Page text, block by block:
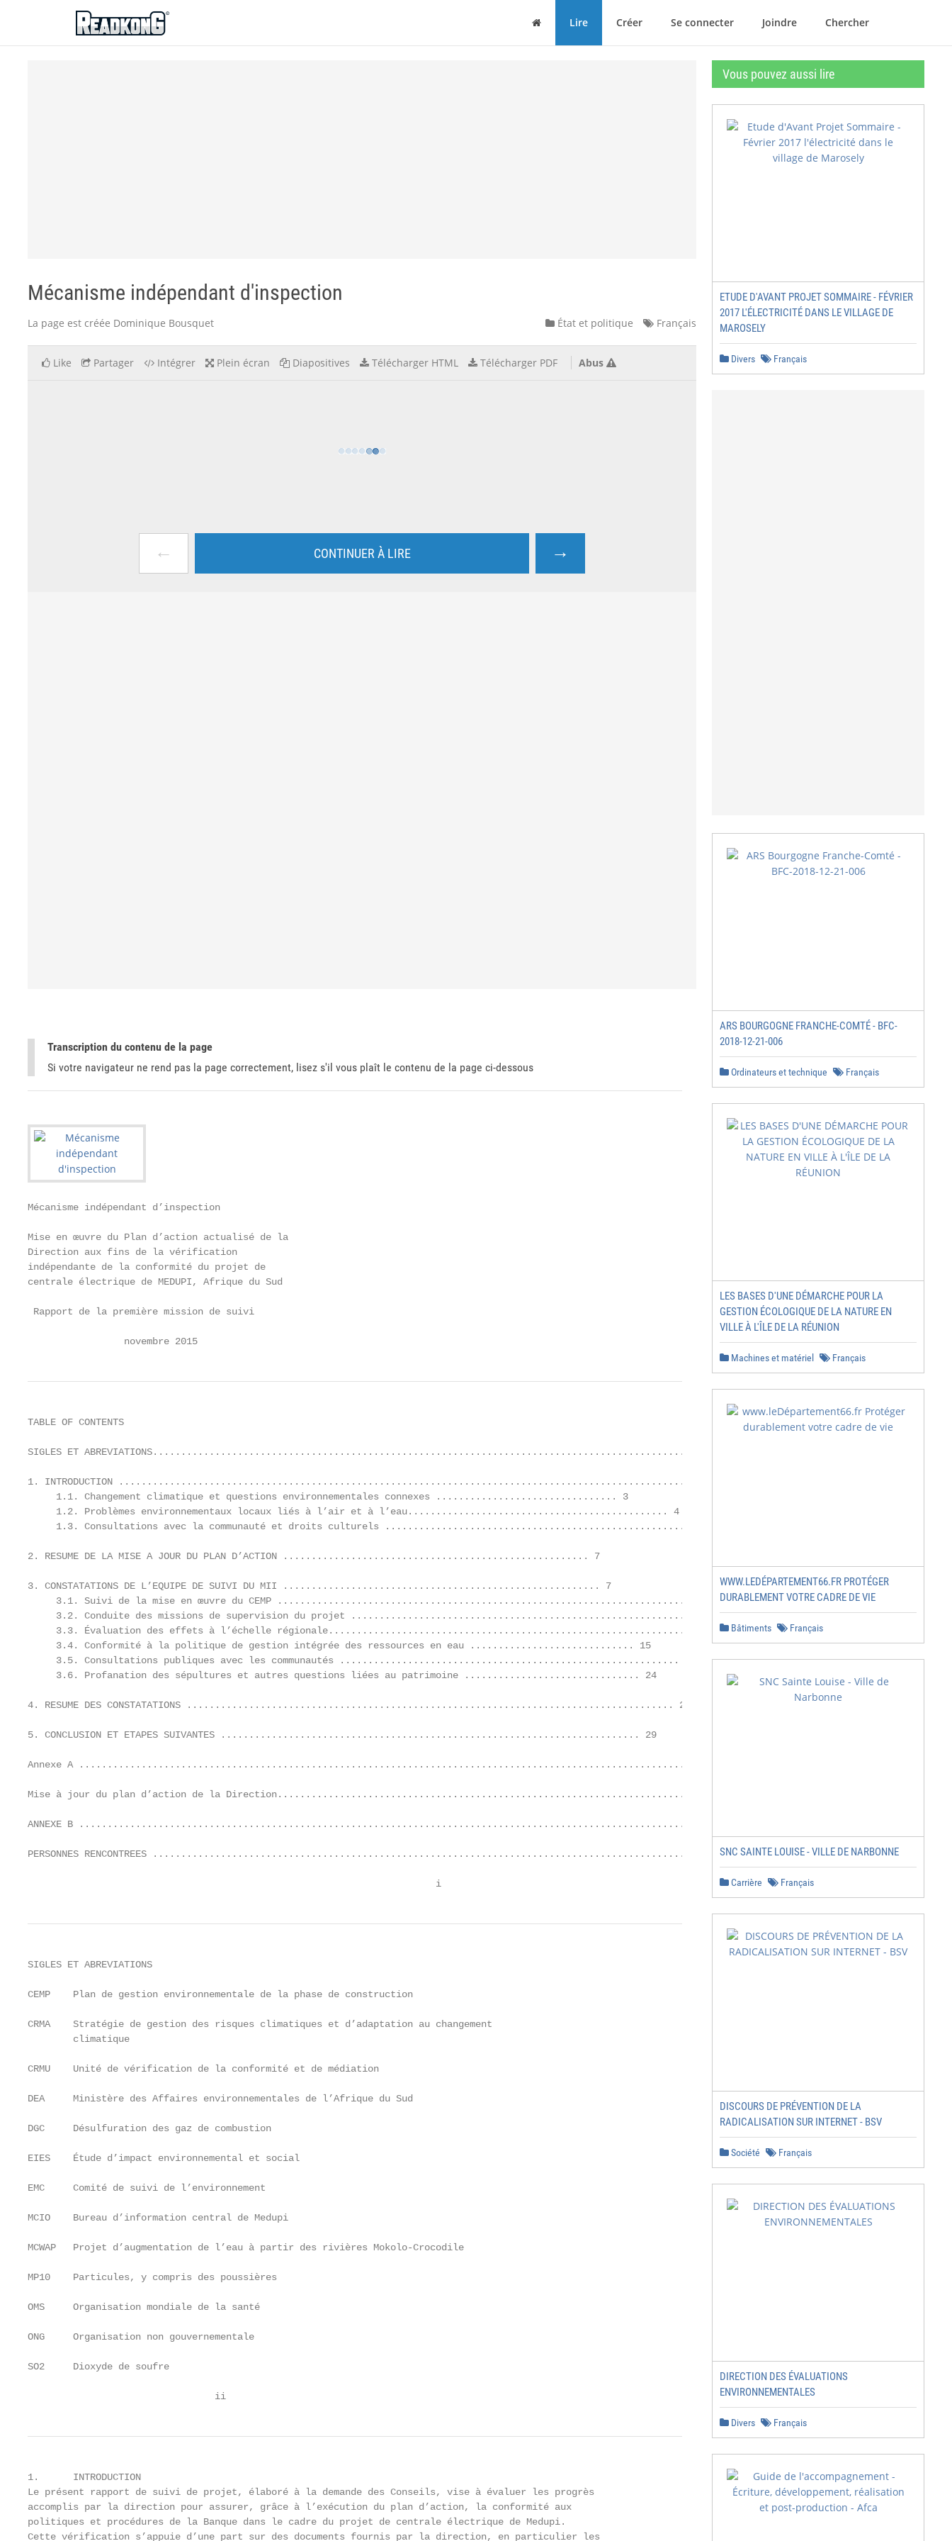
ReadkonG
MaisonLire Créer Se connecter Joindre Chercher
Mécanisme indépendant d'inspection
La page est créée Dominique Bousquet État et politique Français
Like Partager Intégrer Plein écran Diapositives Télécharger HTML Télécharger PDF Abus
← CONTINUER À LIRE →
Transcription du contenu de la page
Si votre navigateur ne rend pas la page correctement, lisez s'il vous plaît le contenu de la page ci-dessous
Mécanisme indépendant d’inspection
Mise en œuvre du Plan d’action actualisé de la
Direction aux fins de la vérification
indépendante de la conformité du projet de
centrale électrique de MEDUPI, Afrique du Sud
Rapport de la première mission de suivi
                 novembre 2015
TABLE OF CONTENTS
SIGLES ET ABREVIATIONS....................................................................................................... ii
1. INTRODUCTION .................................................................................................................... 1
     1.1. Changement climatique et questions environnementales connexes ................................ 3
     1.2. Problèmes environnementaux locaux liés à l’air et à l’eau.............................................. 4
     1.3. Consultations avec la communauté et droits culturels ..................................................... 5
2. RESUME DE LA MISE A JOUR DU PLAN D’ACTION ...................................................... 7
3. CONSTATATIONS DE L’EQUIPE DE SUIVI DU MII ........................................................ 7
     3.1. Suivi de la mise en œuvre du CEMP ............................................................................... 7
     3.2. Conduite des missions de supervision du projet ............................................................ 12
     3.3. Évaluation des effets à l’échelle régionale..................................................................... 14
     3.4. Conformité à la politique de gestion intégrée des ressources en eau ............................. 15
     3.5. Consultations publiques avec les communautés ............................................................ 19
     3.6. Profanation des sépultures et autres questions liées au patrimoine ............................... 24
4. RESUME DES CONSTATATIONS ...................................................................................... 25
5. CONCLUSION ET ETAPES SUIVANTES .......................................................................... 29
Annexe A ...................................................................................................................................... 30
Mise à jour du plan d’action de la Direction................................................................................. 30
ANNEXE B .................................................................................................................................. 47
PERSONNES RENCONTREES .................................................................................................. 47
                                                                        i
SIGLES ET ABREVIATIONS
CEMP    Plan de gestion environnementale de la phase de construction
CRMA    Stratégie de gestion des risques climatiques et d’adaptation au changement
        climatique
CRMU    Unité de vérification de la conformité et de médiation
DEA     Ministère des Affaires environnementales de l’Afrique du Sud
DGC     Désulfuration des gaz de combustion
EIES    Étude d’impact environnemental et social
EMC     Comité de suivi de l’environnement
MCIO    Bureau d’information central de Medupi
MCWAP   Projet d’augmentation de l’eau à partir des rivières Mokolo-Crocodile
MP10    Particules, y compris des poussières
OMS     Organisation mondiale de la santé
ONG     Organisation non gouvernementale
SO2     Dioxyde de soufre
                                 ii
1.      INTRODUCTION
Le présent rapport de suivi de projet, élaboré à la demande des Conseils, vise à évaluer les progrès
accomplis par la direction pour assurer, grâce à l’exécution du plan d’action, la conformité aux
politiques et procédures de la Banque dans le cadre du projet de centrale électrique de Medupi.
Cette vérification s’appuie d’une part sur des documents fournis par la direction, en particulier les
Vous pouvez aussi lire
ETUDE D'AVANT PROJET SOMMAIRE - FÉVRIER
2017 L'ÉLECTRICITÉ DANS LE VILLAGE DE
MAROSELY
Divers Français
ARS BOURGOGNE FRANCHE-COMTÉ - BFC-
2018-12-21-006
Ordinateurs et technique Français
LES BASES D'UNE DÉMARCHE POUR LA
GESTION ÉCOLOGIQUE DE LA NATURE EN
VILLE À L'ÎLE DE LA RÉUNION
Machines et matériel Français
WWW.LEDÉPARTEMENT66.FR PROTÉGER
DURABLEMENT VOTRE CADRE DE VIE
Bâtiments Français
SNC SAINTE LOUISE - VILLE DE NARBONNE
Carrière Français
DISCOURS DE PRÉVENTION DE LA
RADICALISATION SUR INTERNET - BSV
Société Français
DIRECTION DES ÉVALUATIONS
ENVIRONNEMENTALES
Divers Français